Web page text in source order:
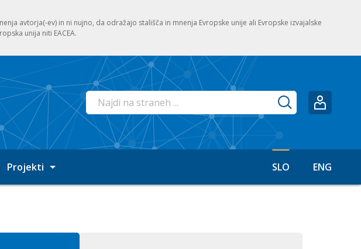
avtorja(-ev) in ni nujno, da odražajo stališča in mnenja Evropske unije ali Evropske izvajalske
unija niti EACEA.
Vnesite ključne besede za iskanje po spletnem mestu
Projekti SLO ENG